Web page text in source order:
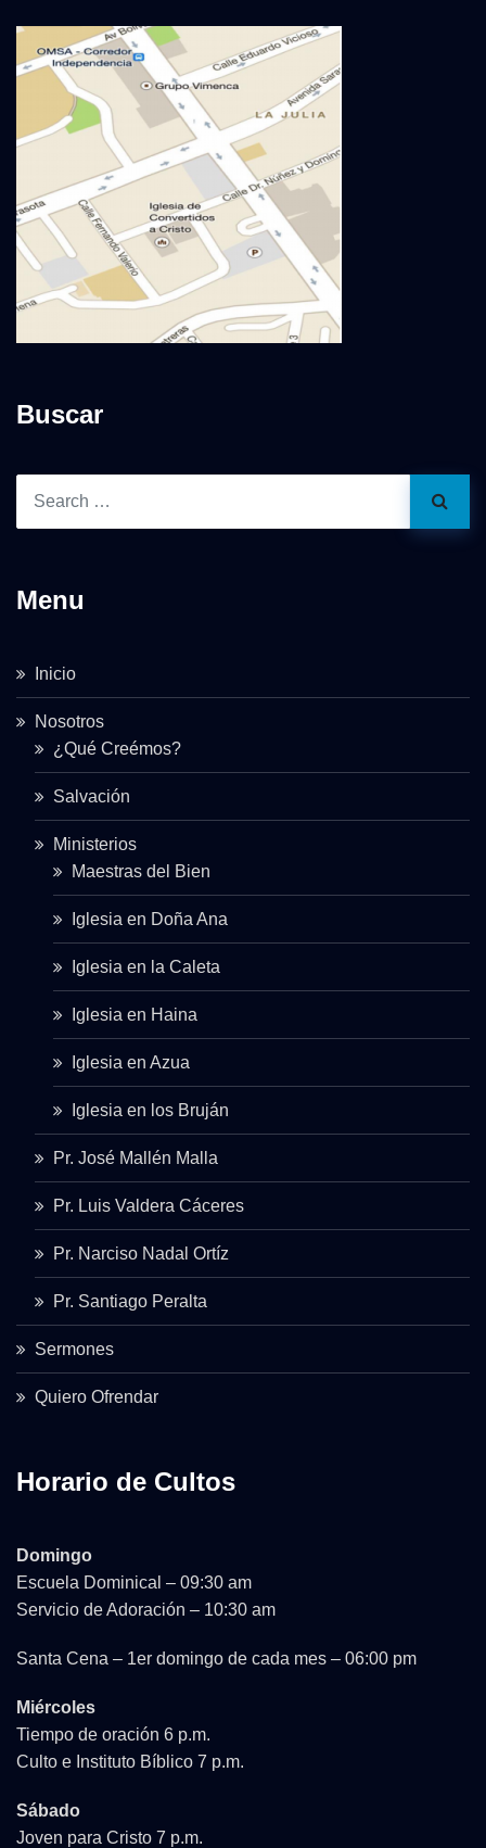
Buscar
Menu
Inicio
Nosotros
¿Qué Creémos?
Salvación
Ministerios
Maestras del Bien
Iglesia en Doña Ana
Iglesia en la Caleta
Iglesia en Haina
Iglesia en Azua
Iglesia en los Bruján
Pr. José Mallén Malla
Pr. Luis Valdera Cáceres
Pr. Narciso Nadal Ortíz
Pr. Santiago Peralta
Sermones
Quiero Ofrendar
Horario de Cultos
Domingo
Escuela Dominical – 09:30 am
Servicio de Adoración – 10:30 am
Santa Cena – 1er domingo de cada mes – 06:00 pm
Miércoles
Tiempo de oración 6 p.m.
Culto e Instituto Bíblico 7 p.m.
Sábado
Joven para Cristo 7 p.m.